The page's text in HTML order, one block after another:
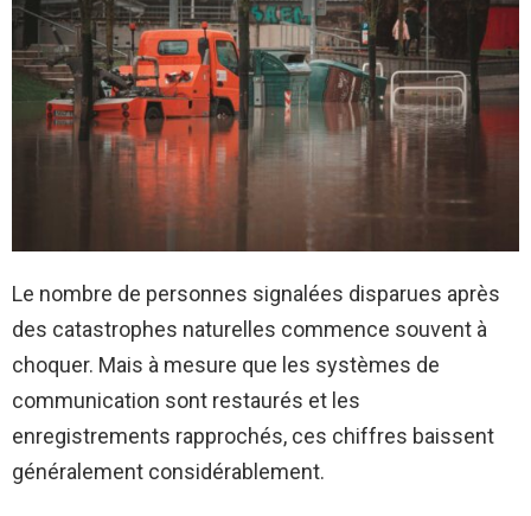
Le nombre de personnes signalées disparues après
des catastrophes naturelles commence souvent à
choquer. Mais à mesure que les systèmes de
communication sont restaurés et les
enregistrements rapprochés, ces chiffres baissent
généralement considérablement.